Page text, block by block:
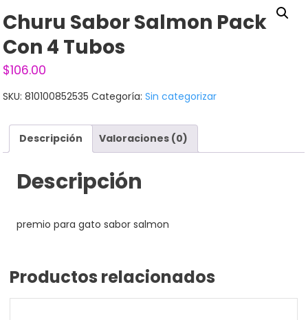
Churu Sabor Salmon Pack
Con 4 Tubos
$106.00
SKU:810100852535 Categoría:Sin categorizar
Descripción Valoraciones (0)
Descripción
premio para gato sabor salmon
Productos relacionados